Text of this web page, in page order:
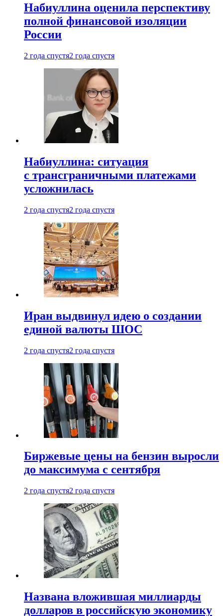
Набиуллина оценила перспективу
полной финансовой изоляции
России
2 года спустя2 года спустя
Набиуллина: ситуация
с трансграничными платежами
усложнилась
2 года спустя2 года спустя
Иран выдвинул идею о создании
единой валюты ШОС
2 года спустя2 года спустя
Биржевые цены на бензин выросли
до максимума с сентября
2 года спустя2 года спустя
Названа вложившая миллиарды
долларов в российскую экономику